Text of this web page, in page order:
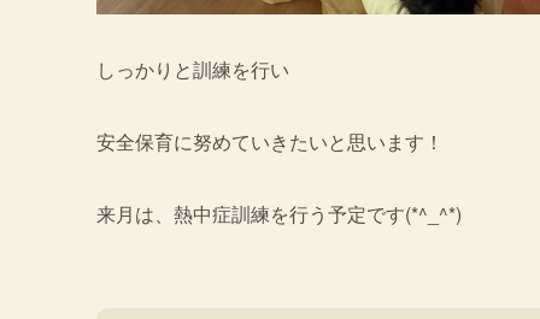
しっかりと訓練を行い
安全保育に努めていきたいと思います！
来月は、熱中症訓練を行う予定です(*^_^*)